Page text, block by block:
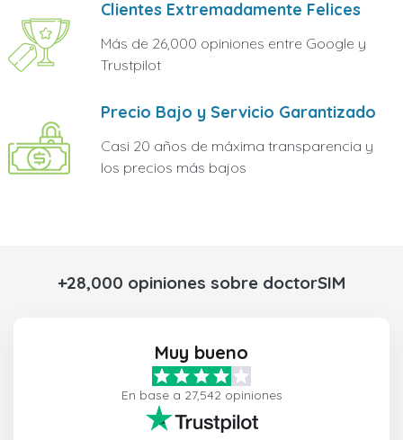
Clientes Extremadamente Felices
Más de 26,000 opiniones entre Google y
Trustpilot
Precio Bajo y Servicio Garantizado
Casi 20 años de máxima transparencia y
los precios más bajos
+28,000 opiniones sobre doctorSIM
Muy bueno
En base a 27,542 opiniones